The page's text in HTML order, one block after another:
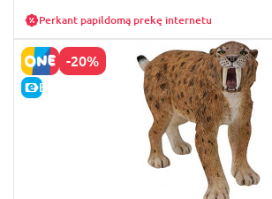
Perkant papildomą prekę internetu
-20%
E-KAINA